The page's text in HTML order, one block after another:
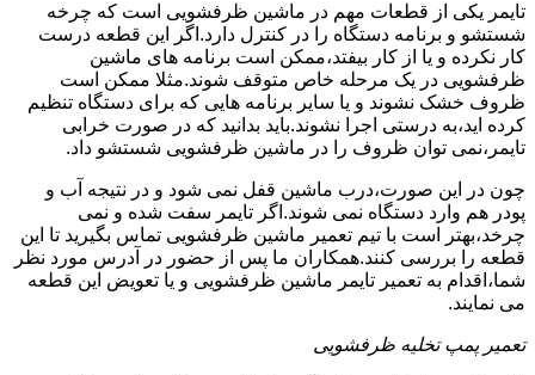
تایمر یکی از قطعات مهم در ماشین ظرفشویی است که چرخه
شستشو و برنامه دستگاه را در کنترل دارد.اگر این قطعه درست
کار نکرده و یا از کار بیفتد،ممکن است برنامه های ماشین
ظرفشویی در یک مرحله خاص متوقف شوند.مثلا ممکن است
ظروف خشک نشوند و یا سایر برنامه هایی که برای دستگاه تنظیم
کرده اید،به درستی اجرا نشوند.باید بدانید که در صورت خرابی
تایمر،نمی توان ظروف را در ماشین ظرفشویی شستشو داد.
چون در این صورت،درب ماشین قفل نمی شود و در نتیجه آب و
پودر هم وارد دستگاه نمی شوند.اگر تایمر سفت شده و نمی
چرخد،بهتر است با تیم تعمیر ماشین ظرفشویی تماس بگیرید تا این
قطعه را بررسی کنند.همکاران ما پس از حضور در آدرس مورد نظر
شما،اقدام به تعمیر تایمر ماشین ظرفشویی و یا تعویض این قطعه
می نمایند.
تعمیر پمپ تخلیه ظرفشویی